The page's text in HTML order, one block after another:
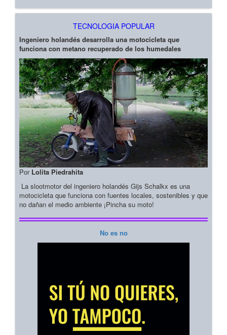
TECNOLOGIA POPULAR
Ingeniero holandés desarrolla una motocicleta que
funciona con metano recuperado de los humedales
Por Lolita Piedrahita
La slootmotor del ingeniero holandés Gijs Schalkx es una
motocicleta que funciona con fuentes locales, sostenibles y que
no dañan el medio ambiente ¡Pincha su moto!
No es no